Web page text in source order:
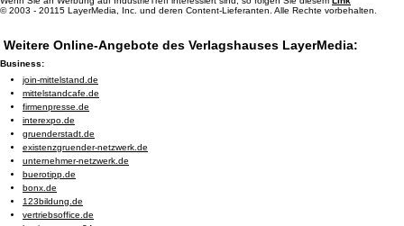
© 2003 - 20115 LayerMedia, Inc. und deren Content-Lieferanten. Alle Rechte vorbehalten.
Weitere Online-Angebote des Verlagshauses LayerMedia:
Business:
join-mittelstand.de
mittelstandcafe.de
firmenpresse.de
interexpo.de
gruenderstadt.de
existenzgruender-netzwerk.de
unternehmer-netzwerk.de
buerotipp.de
bonx.de
123bildung.de
vertriebsoffice.de